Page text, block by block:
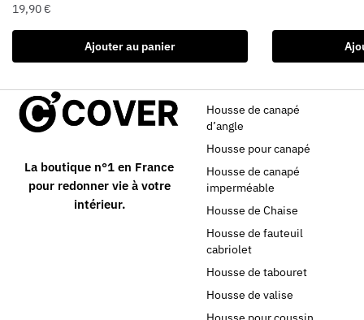
19,90€
Ajouter au panier
La boutique n°1 en France
pour redonner vie à votre
intérieur.
Housse de canapé
d’angle
Housse pour canapé
Housse de canapé
imperméable
Housse de Chaise
Housse de fauteuil
cabriolet
Housse de tabouret
Housse de valise